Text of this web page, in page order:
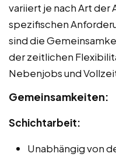
variiert je nach Art der
spezifischen
sind die
der zeitlichen
Nebenjobs und
Gemeinsamkeiten:
Schichtarbeit:
Unabhängig von